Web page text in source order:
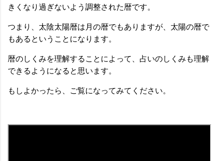
きくなり過ぎないよう調整された暦です。
つまり、太陰太陽暦は月の暦でもありますが、太陽の暦で
もあるということになります。
暦のしくみを理解することによって、占いのしくみも理解
できるようになると思います。
もしよかったら、ご覧になってみてください。